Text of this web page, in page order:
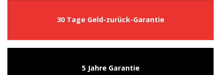
30 Tage Geld-zurück-Garantie
5 Jahre Garantie